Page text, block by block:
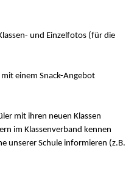
und Einzelfotos (für die
einem Snack-Angebot
mit ihren neuen Klassen
im Klassenverband kennen
unserer Schule informieren (z.B.